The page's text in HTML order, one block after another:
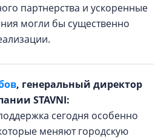
партнерства и ускоренные
могли бы существенно
, генеральный директор
STAVNI:
сегодня особенно
меняют городскую